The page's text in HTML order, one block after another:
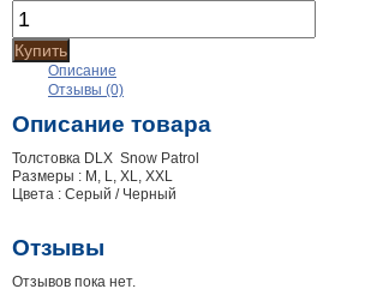
Купить
Описание
Отзывы (0)
Описание товара
Толстовка DLX Snow Patrol
Размеры : M, L, XL, XXL
Цвета : Серый / Черный
Отзывы
Отзывов пока нет.